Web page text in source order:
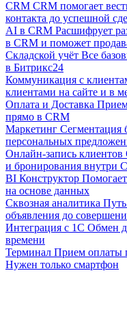
CRM CRM помогает
контакта до успешной
AI в CRM Расшифрует
в CRM и поможет
Складской учёт Все
в Битрикс24
Коммуникация с
клиентами на сайте и в
Оплата и Доставка
прямо в CRM
Маркетинг Сегментация
персональных
Онлайн-запись клиентов
и бронирования внутри
BI Конструктор
на основе данных
Сквозная аналитика
объявления до
Интеграция с 1С Обмен
времени
Терминал Прием оплаты
Нужен только смартфон